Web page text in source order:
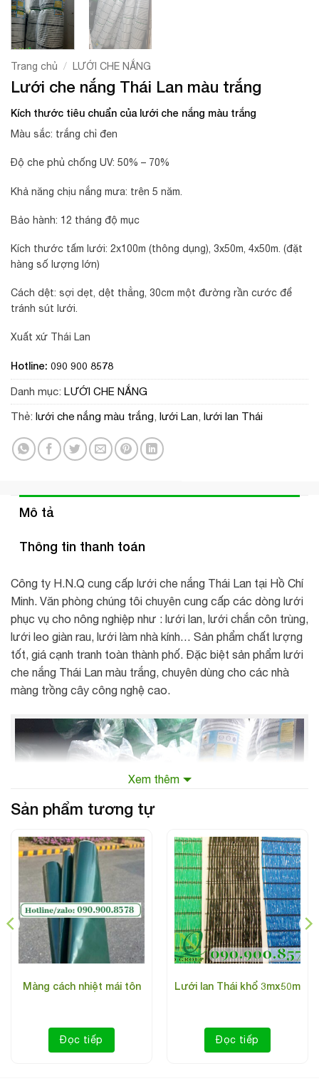
Trang chủ / LƯỚI CHE NẮNG
Lưới che nắng Thái Lan màu trắng
Kích thước tiêu chuẩn của lưới che nắng màu trắng
Màu sắc: trắng chỉ đen
Độ che phủ chống UV: 50% – 70%
Khả năng chịu nắng mưa: trên 5 năm.
Bảo hành: 12 tháng độ mục
Kích thước tấm lưới: 2x100m (thông dụng), 3x50m, 4x50m. (đặt
hàng số lượng lớn)
Cách dệt: sợi dẹt, dệt thẳng, 30cm một đường rần cước để
tránh sút lưới.
Xuất xứ Thái Lan
Hotline: 090 900 8578
Danh mục: LƯỚI CHE NẮNG
Thẻ: lưới che nắng màu trắng, lưới Lan, lưới lan Thái
Mô tả
Thông tin thanh toán
Công ty H.N.Q cung cấp lưới che nắng Thái Lan tại Hồ Chí
Minh. Văn phòng chúng tôi chuyên cung cấp các dòng lưới
phục vụ cho nông nghiệp như : lưới lan, lưới chắn côn trùng,
lưới leo giàn rau, lưới làm nhà kính… Sản phẩm chất lượng
tốt, giá cạnh tranh toàn thành phố. Đặc biệt sản phẩm lưới
che nắng Thái Lan màu trắng, chuyên dùng cho các nhà
màng trồng cây công nghệ cao.
Xem thêm
Sản phẩm tương tự
Màng cách nhiệt mái tôn
Đọc tiếp
Lưới lan Thái khổ 3mx50m
Đọc tiếp